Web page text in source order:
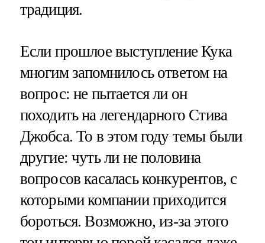
традиция.
Если прошлое выступление Кука
многим запомнилось ответом на
вопрос: не пытается ли он
походить на легендарного Стива
Джобса. То в этом году темы были
другие: чуть ли не половина
вопросов касалась конкурентов, с
которыми компании приходится
бороться. Возможно, из-за этого